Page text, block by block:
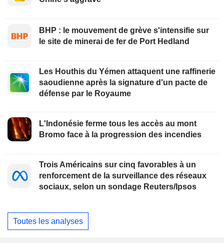
BHP : le mouvement de grève s'intensifie sur
le site de minerai de fer de Port Hedland
Les Houthis du Yémen attaquent une raffinerie
saoudienne après la signature d'un pacte de
défense par le Royaume
L'Indonésie ferme tous les accès au mont
Bromo face à la progression des incendies
Trois Américains sur cinq favorables à un
renforcement de la surveillance des réseaux
sociaux, selon un sondage Reuters/Ipsos
Toutes les analyses